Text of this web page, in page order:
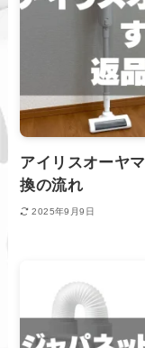
アイリスオーヤ
換の流れ
2025年9月9日